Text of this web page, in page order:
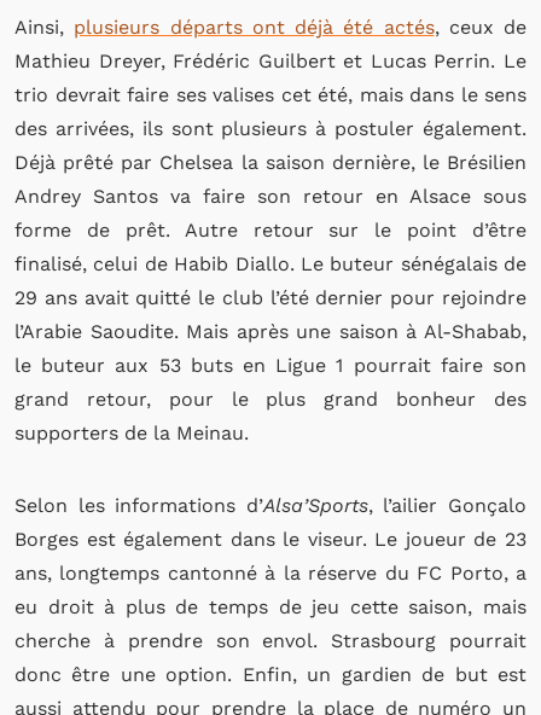
Ainsi, plusieurs départs ont déjà été actés, ceux de
Mathieu Dreyer, Frédéric Guilbert et Lucas Perrin. Le
trio devrait faire ses valises cet été, mais dans le sens
des arrivées, ils sont plusieurs à postuler également.
Déjà prêté par Chelsea la saison dernière, le Brésilien
Andrey Santos va faire son retour en Alsace sous
forme de prêt. Autre retour sur le point d’être
finalisé, celui de Habib Diallo. Le buteur sénégalais de
29 ans avait quitté le club l’été dernier pour rejoindre
l’Arabie Saoudite. Mais après une saison à Al-Shabab,
le buteur aux 53 buts en Ligue 1 pourrait faire son
grand retour, pour le plus grand bonheur des
supporters de la Meinau.
Selon les informations d’Alsa’Sports, l’ailier Gonçalo
Borges est également dans le viseur. Le joueur de 23
ans, longtemps cantonné à la réserve du FC Porto, a
eu droit à plus de temps de jeu cette saison, mais
cherche à prendre son envol. Strasbourg pourrait
donc être une option. Enfin, un gardien de but est
aussi attendu pour prendre la place de numéro un